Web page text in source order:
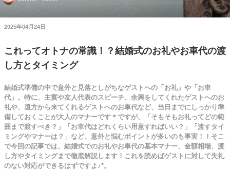
2025年04月24日
これってオトナの常識！？結婚式のお礼やお車代の渡
し方とタイミング
結婚式準備の中で意外と見落としがちなゲストへの「お礼」や「お車
代」。特に、主賓や友人代表のスピーチ、余興をしてくれたゲストへのお
礼や、遠方から来てくれるゲストへのお車代など、当日までにしっかり準
備しておくことが大人のマナーです＊ですが、「そもそもお礼ってどの範
囲まで渡すべき？」「お車代はどれくらい用意すればいい？」「渡すタイ
ミングやマナーは？」など、意外と悩むポイントが多いのも事実！！そこ
で今回の記事では、結婚式でのお礼やお車代の基本マナー、金額相場、渡
し方やタイミングまで徹底解説します！これを読めばゲストに対して失礼
のない対応ができるはずですよ♪*。